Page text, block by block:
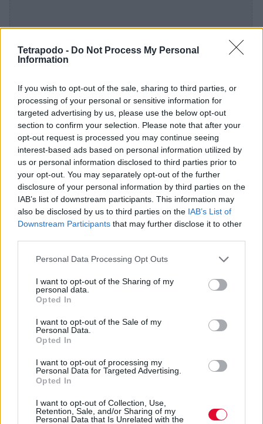
Tetrapodo - Do Not Process My Personal
Information
If you wish to opt-out of the sale, sharing to third parties, or
processing of your personal or sensitive information for
targeted advertising by us, please use the below opt-out
section to confirm your selection. Please note that after your
opt-out request is processed you may continue seeing
interest-based ads based on personal information utilized by
us or personal information disclosed to third parties prior to
your opt-out. You may separately opt-out of the further
disclosure of your personal information by third parties on the
IAB’s list of downstream participants. This information may
also be disclosed by us to third parties on the IAB’s List of
Downstream Participants that may further disclose it to other
Personal Data Processing Opt Outs
I want to opt-out of the Sharing of my
personal data.
Opted In
I want to opt-out of the Sale of my
Personal Data.
Opted In
I want to opt-out of processing my
Personal Data for Targeted Advertising.
Opted In
I want to opt-out of Collection, Use,
Retention, Sale, and/or Sharing of my
Personal Data that Is Unrelated with the
Laxatone: Πρόκειται για ένα γευστικό
πόσιμο τζελ που μπορεί να βοηθήσει στη
δέσμευση των τριχών στο στομάχι και να
διευκολύνει τη διέλευση των τριχών μέσω